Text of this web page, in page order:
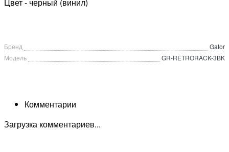
Цвет - черный (винил)
Бренд
Gator
Модель
GR-RETRORACK-3BK
Комментарии
Загрузка комментариев...